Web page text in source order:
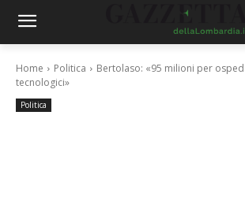
Home Politica
Bertolaso: «95 milioni per
tecnologici»
Politica